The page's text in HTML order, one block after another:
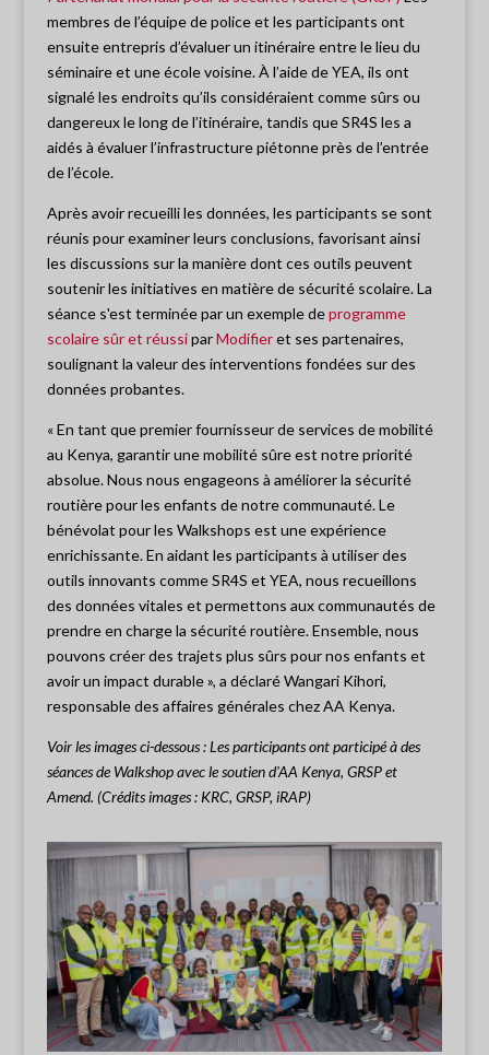
membres de l’équipe de police et les participants ont
ensuite entrepris d’évaluer un itinéraire entre le lieu du
séminaire et une école voisine. À l’aide de YEA, ils ont
signalé les endroits qu’ils considéraient comme sûrs ou
dangereux le long de l’itinéraire, tandis que SR4S les a
aidés à évaluer l’infrastructure piétonne près de l’entrée
de l’école.
Après avoir recueilli les données, les participants se sont
réunis pour examiner leurs conclusions, favorisant ainsi
les discussions sur la manière dont ces outils peuvent
soutenir les initiatives en matière de sécurité scolaire. La
séance s'est terminée par un exemple deprogramme
scolaire sûr et réussiparModifieret ses partenaires,
soulignant la valeur des interventions fondées sur des
données probantes.
« En tant que premier fournisseur de services de mobilité
au Kenya, garantir une mobilité sûre est notre priorité
absolue. Nous nous engageons à améliorer la sécurité
routière pour les enfants de notre communauté. Le
bénévolat pour les Walkshops est une expérience
enrichissante. En aidant les participants à utiliser des
outils innovants comme SR4S et YEA, nous recueillons
des données vitales et permettons aux communautés de
prendre en charge la sécurité routière. Ensemble, nous
pouvons créer des trajets plus sûrs pour nos enfants et
avoir un impact durable », a déclaré Wangari Kihori,
responsable des affaires générales chez AA Kenya.
Voir les images ci-dessous : Les participants ont participé à des
séances de Walkshop avec le soutien d'AA Kenya, GRSP et
Amend. (Crédits images : KRC, GRSP, iRAP)